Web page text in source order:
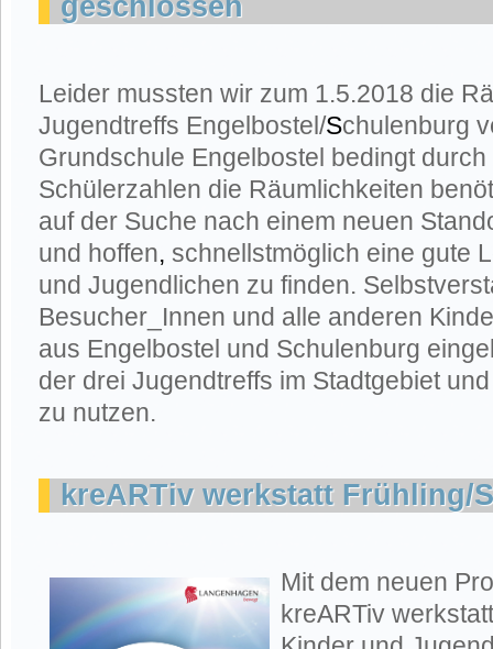
geschlossen
Leider mussten wir zum 1.5.2018 die
Jugendtreffs Engelbostel/Schulenburg
Grundschule Engelbostel bedingt
Schülerzahlen die Räumlichkeiten
auf der Suche nach einem neuen
und hoffen, schnellstmöglich eine gute
und Jugendlichen zu finden.
Besucher_Innen und alle anderen
aus Engelbostel und Schulenburg
der drei Jugendtreffs im Stadtgebiet
zu nutzen.
kreARTiv werkstatt Frühling/
Mit dem neuen
kreARTiv